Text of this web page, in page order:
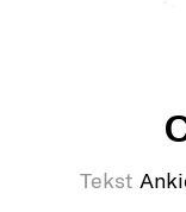
Tekst